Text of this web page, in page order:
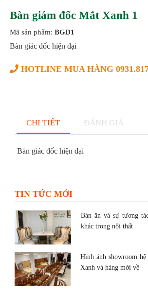
Bàn giám đốc Mắt Xanh 1
Mã sản phẩm: BGD1
Bàn giác đốc hiện đại
HOTLINE MUA HÀNG
CHI TIẾT ĐÁNH GIÁ
Bàn giác đốc hiện đại
TIN TỨC MỚI
Bàn ăn và sự tương
khác trong nội thất
Hình ảnh showroom
Xanh và hàng mới về